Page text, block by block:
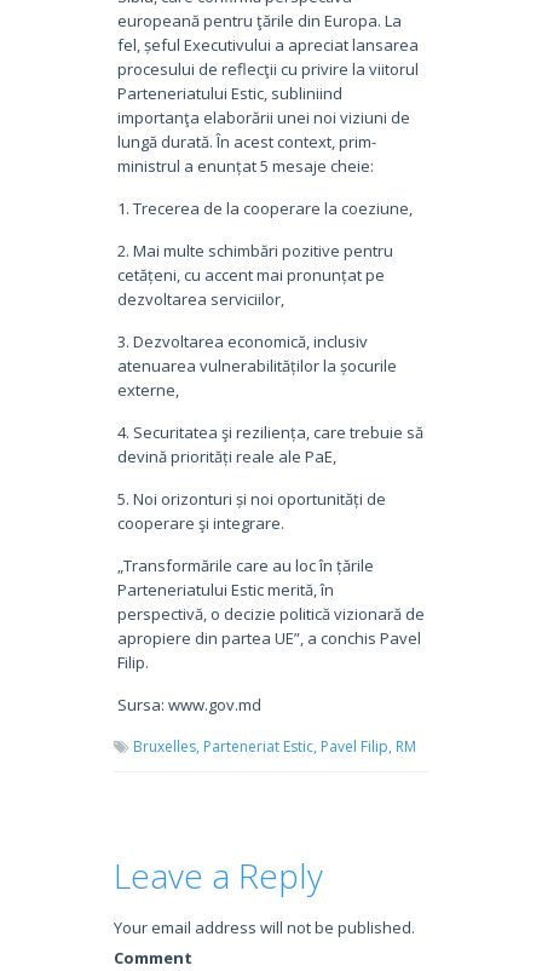
europeană pentru ţările din Europa. La
fel, șeful Executivului a apreciat lansarea
procesului de reflecţii cu privire la viitorul
Parteneriatului Estic, subliniind
importanţa elaborării unei noi viziuni de
lungă durată. În acest context, prim-
ministrul a enunțat 5 mesaje cheie:
1. Trecerea de la cooperare la coeziune,
2. Mai multe schimbări pozitive pentru
cetățeni, cu accent mai pronunțat pe
dezvoltarea serviciilor,
3. Dezvoltarea economică, inclusiv
atenuarea vulnerabilităților la șocurile
externe,
4. Securitatea şi reziliența, care trebuie să
devină priorități reale ale PaE,
5. Noi orizonturi și noi oportunități de
cooperare şi integrare.
„Transformările care au loc în țările
Parteneriatului Estic merită, în
perspectivă, o decizie politică vizionară de
apropiere din partea UE”, a conchis Pavel
Filip.
Sursa: www.gov.md
Bruxelles, Parteneriat Estic, Pavel Filip, RM
Leave a Reply
Your email address will not be published.
Comment